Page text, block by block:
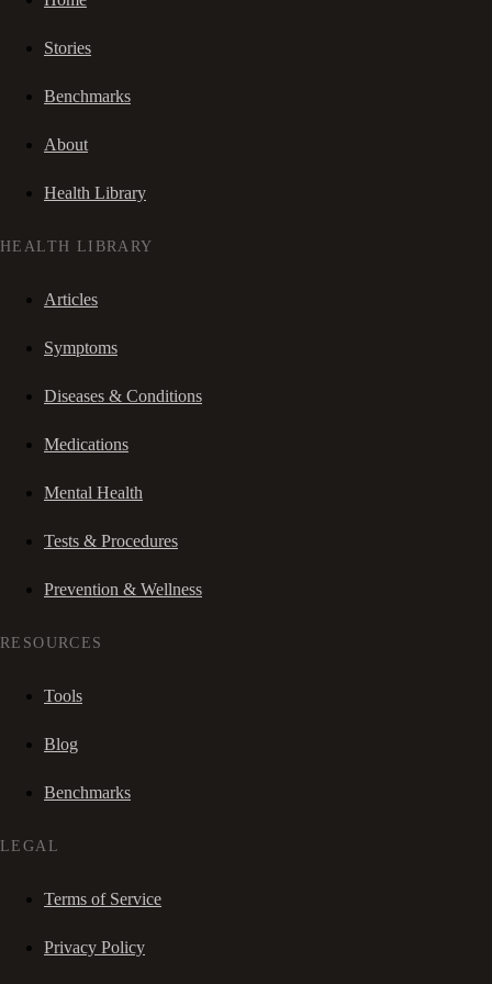
Stories
Benchmarks
About
Health Library
HEALTH LIBRARY
Articles
Symptoms
Diseases & Conditions
Medications
Mental Health
Tests & Procedures
Prevention & Wellness
RESOURCES
Tools
Blog
Benchmarks
LEGAL
Terms of Service
Privacy Policy